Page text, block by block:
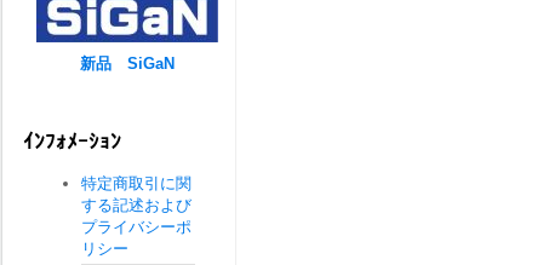
新品 SiGaN
ｲﾝﾌｫﾒｰｼｮﾝ
特定商取引に関
する記述および
プライバシーポ
リシー